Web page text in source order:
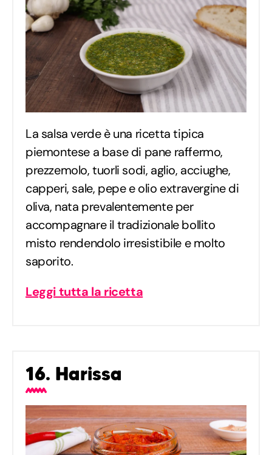
La salsa verde è una ricetta tipica
piemontese a base di pane raffermo,
prezzemolo, tuorli sodi, aglio, acciughe,
capperi, sale, pepe e olio extravergine di
oliva, nata prevalentemente per
accompagnare il tradizionale bollito
misto rendendolo irresistibile e molto
saporito.
Leggi tutta la ricetta
16. Harissa